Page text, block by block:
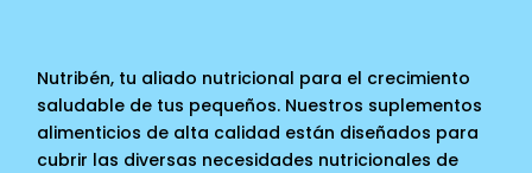
Nutribén, tu aliado nutricional para el crecimiento
saludable de tus pequeños. Nuestros suplementos
alimenticios de alta calidad están diseñados para
cubrir las diversas necesidades nutricionales de